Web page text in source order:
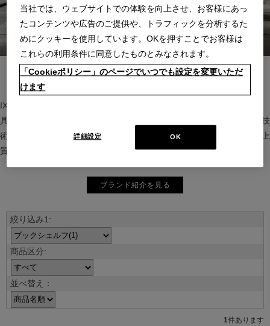
IXC（イクスシー）は、”Emotional Minimalism”を掲げるグローバル家
具ブランド。ヨーロッパの家具文化と日本の美意識を融合し、素材や技
術を活かした持続可能で洗練されたインテリアを提案。長く愛される上
質な暮らしを届けます。
ブランド紹介を見る
並べ替え：
1件あります
当社では、ウェブサイトでの体験を向上させ、お客様にあっ
たコンテンツや広告のご提供や、トラフィックを分析するた
めにクッキーを使用しています。OKを押すことでお客様は
これらの利用条件に同意したものとみなされます。
「Cookieポリシー」のページでいつでも設定を変更いただ
けます
OK
詳細設定